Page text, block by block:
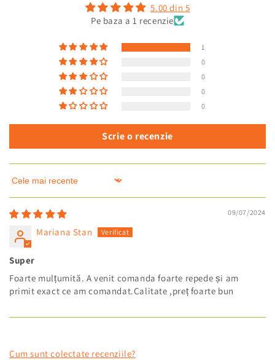
5.00 din 5
Pe baza a 1 recenzie
1
0
0
0
0
Scrie o recenzie
Sort by
09/07/2024
Mariana Stan
Super
Foarte mulțumită. A venit comanda foarte repede și am
primit exact ce am comandat.Calitate ,preț foarte bun
Cum sunt colectate recenziile?